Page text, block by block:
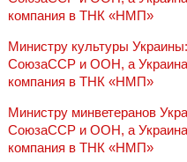
компания в ТНК «НМП»
Министру культуры
СоюзаССР и ООН, а
компания в ТНК «НМП»
Министру минветеранов
СоюзаССР и ООН, а
компания в ТНК «НМП»